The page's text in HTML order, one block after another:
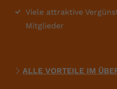
Viele attraktive
Mitglieder
ALLE VORTEILE IM